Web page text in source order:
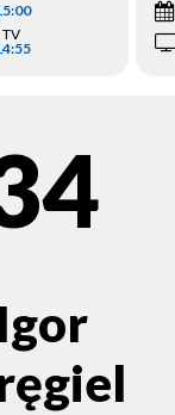
Igor